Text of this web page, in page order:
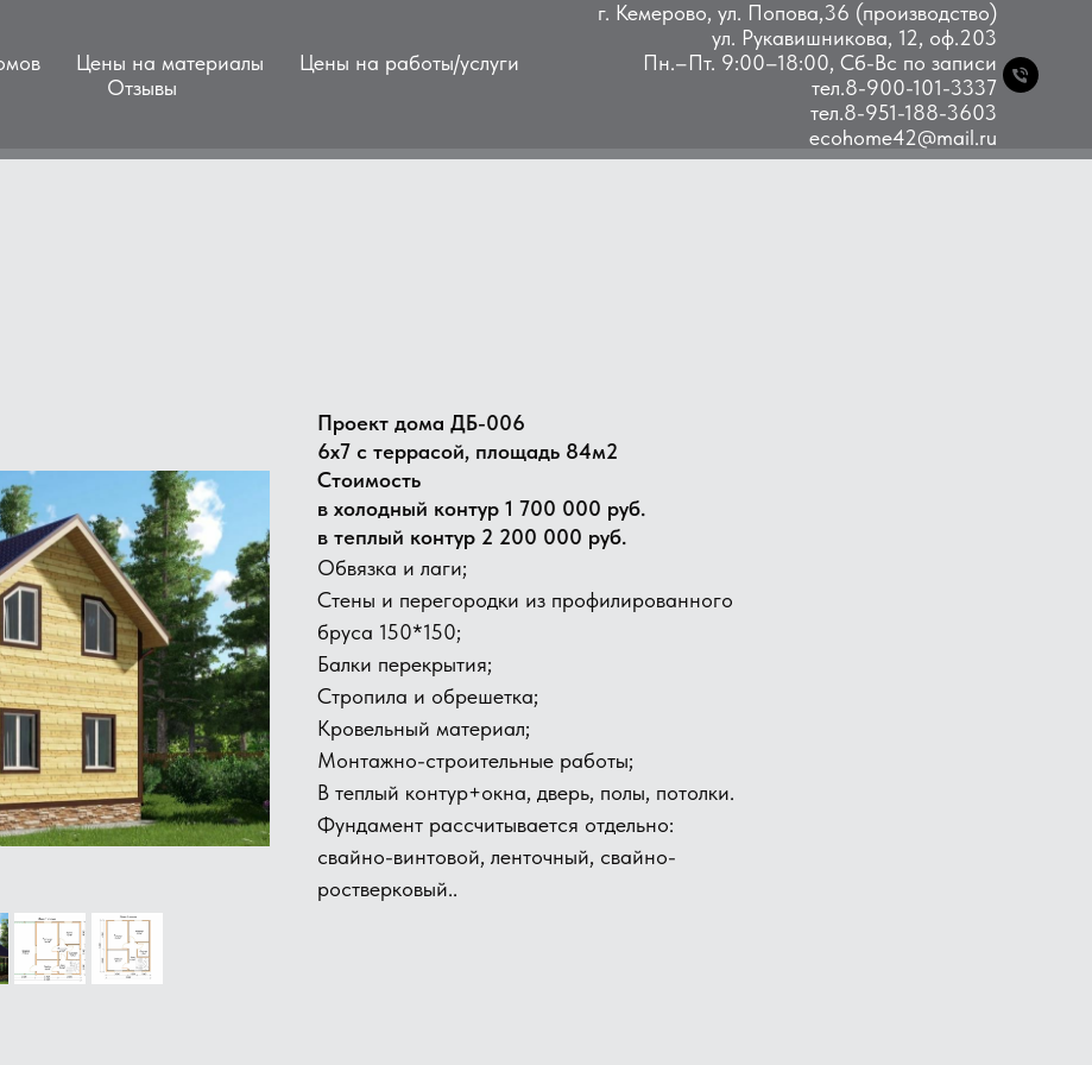
Цены на материалы
Цены на работы/услуги
Отзывы
г. Кемерово, ул. Попова,36 (производство)
ул. Рукавишникова, 12, оф.203
Пн.–Пт. 9:00–18:00, Сб-Вс по записи
тел.8-900-101-3337
тел.8-951-188-3603
ecohome42@mail.ru
Проект дома ДБ-006
6х7 с террасой, площадь 84м2
Стоимость
в холодный контур 1 700 000 руб.
в теплый контур 2 200 000 руб.
Обвязка и лаги;
Стены и перегородки из профилированного
бруса 150*150;
Балки перекрытия;
​Стропила и обрешетка;
Кровельный материал;
Монтажно-строительные работы;
В теплый контур+окна, дверь, полы, потолки.
Фундамент рассчитывается отдельно:
свайно-винтовой, ленточный, свайно-
ростверковый..